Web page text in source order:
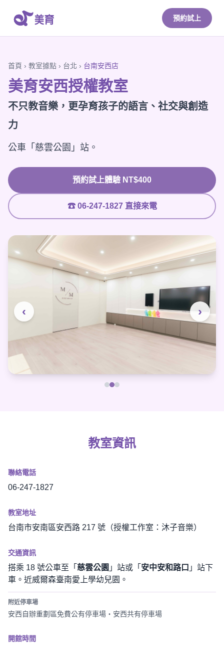
預約試上
首頁 › 教室據點 › 台北 › 台南安西店
美育安西授權教室
不只教音樂，更孕育孩子的語言、社交與創造
力
公車「慈雲公園」站。
預約試上體驗 NT$400
☎ 06-247-1827 直接來電
‹ ›
教室資訊
聯絡電話
06-247-1827
教室地址
台南市安南區安西路 217 號（授權工作室：沐子音樂）
交通資訊
搭乘 18 號公車至「 慈雲公園 」站或「 安中安和路口 」站下
車。近威爾森臺南愛上學幼兒園。
附近停車場
安西自辦重劃區免費公有停車場・安西共有停車場
開館時間